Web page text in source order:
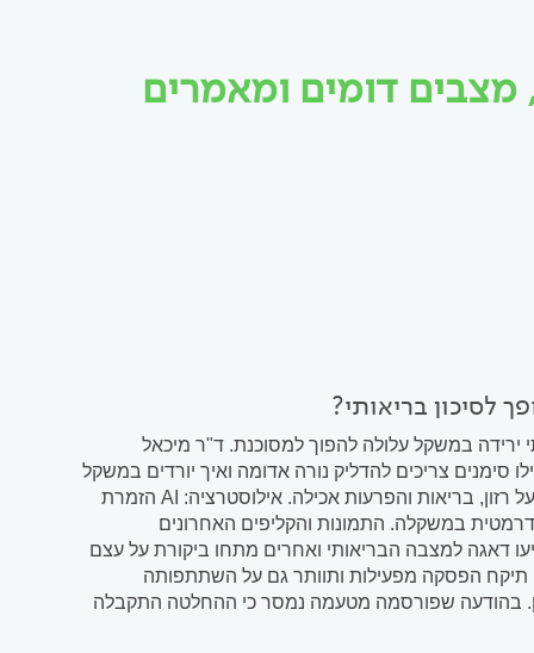
מצבים דומים ומאמרים
לסיכון בריאותי?
במשקל עלולה להפוך למסוכנת. ד"ר מיכאל
צריכים להדליק נורה אדומה ואיך יורדים במשקל
בלי לפגוע בגוף. התגובות למראה של אריאנה גרנדה ועדן פינס מעוררות שאלות על רזון, בריאות והפרעות אכילה. אילוסטרציה: AI הזמרת
במשקלה. התמונות והקליפים האחרונים
דאגה למצבה הבריאותי ואחרים מתחו ביקורת על עצם
תיקח הפסקה מפעילות ותוותר גם על השתתפותה
בהודעה שפורסמה מטעמה נמסר כי ההחלטה התקבלה